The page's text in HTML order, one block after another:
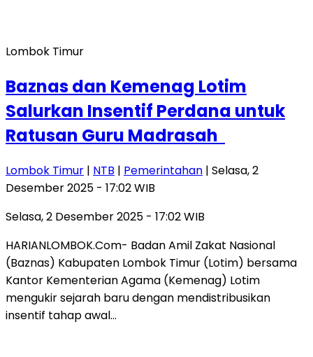
Lombok Timur
Baznas dan Kemenag Lotim
Salurkan Insentif Perdana untuk
Ratusan Guru Madrasah
Lombok Timur | NTB | Pemerintahan | Selasa, 2
Desember 2025 - 17:02 WIB
Selasa, 2 Desember 2025 - 17:02 WIB
HARIANLOMBOK.Com- Badan Amil Zakat Nasional
(Baznas) Kabupaten Lombok Timur (Lotim) bersama
Kantor Kementerian Agama (Kemenag) Lotim
mengukir sejarah baru dengan mendistribusikan
insentif tahap awal…